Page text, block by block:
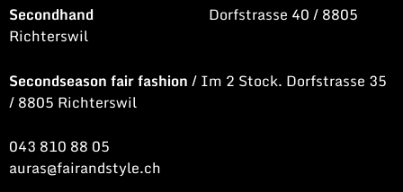
Secondhand Dorfstrasse 40 / 8805
Richterswil
Secondseason fair fashion/ Im 2 Stock. Dorfstrasse 35
/ 8805 Richterswil
043 810 88 05
auras@fairandstyle.ch